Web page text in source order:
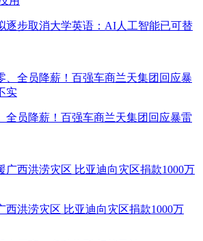
逐步取消大学英语：AI人工智能已可替
全员降薪！百强车商兰天集团回应暴雷
西洪涝灾区 比亚迪向灾区捐款1000万